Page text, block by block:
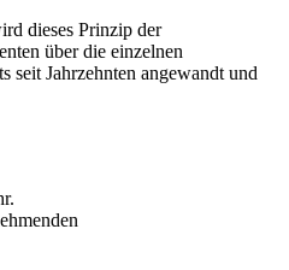
dieses Prinzip der
über die einzelnen
seit Jahrzehnten angewandt und